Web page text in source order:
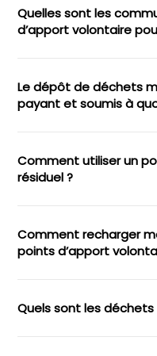
Quelles sont les
d’apport volontaire
Le dépôt de déchets
payant et soumis à
Comment utiliser un
résiduel ?
Comment recharger
points d’apport
Quels sont les